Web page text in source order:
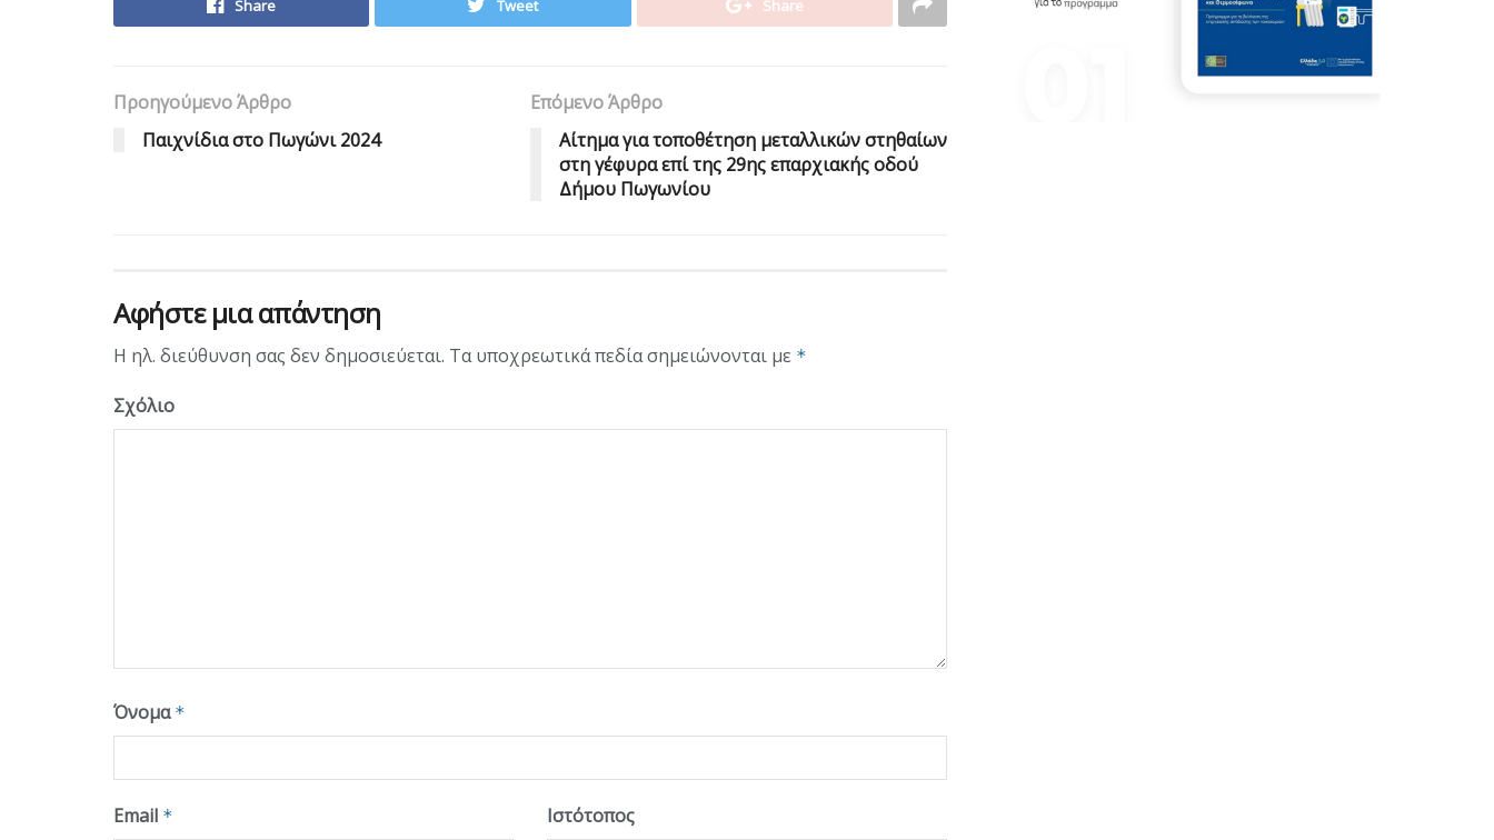
Share Tweet Share
Προηγούμενο Άρθρο
Παιχνίδια στο Πωγώνι 2024
Επόμενο Άρθρο
Αίτημα για τοποθέτηση μεταλλικών στηθαίων
στη γέφυρα επί της 29ης επαρχιακής οδού
Δήμου Πωγωνίου
Αφήστε μια απάντηση
Η ηλ. διεύθυνση σας δεν δημοσιεύεται. Τα υποχρεωτικά πεδία σημειώνονται με *
Σχόλιο
Όνομα *
Email * Ιστότοπος